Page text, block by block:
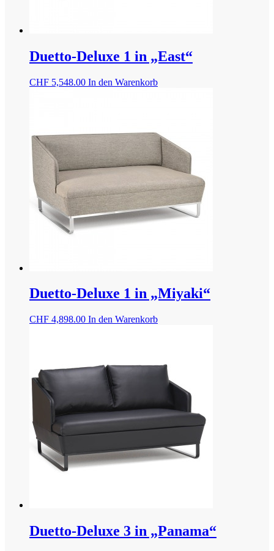
Duetto-Deluxe 1 in „East“
CHF 5,548.00 In den Warenkorb
Duetto-Deluxe 1 in „Miyaki“
CHF 4,898.00 In den Warenkorb
Duetto-Deluxe 3 in „Panama“